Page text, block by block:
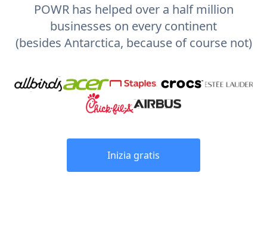
POWR has helped over a half million
businesses on every continent
(besides Antarctica, because of course not)
Inizia gratis